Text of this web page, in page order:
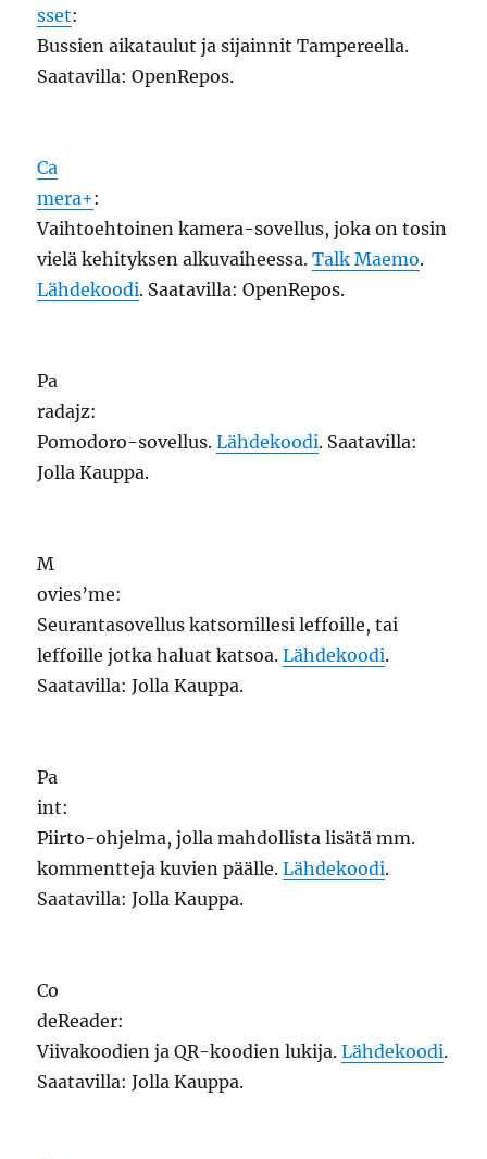
sset:
Bussien aikataulut ja sijainnit Tampereella.
Saatavilla: OpenRepos.
Ca
mera+:
Vaihtoehtoinen kamera-sovellus, joka on tosin
vielä kehityksen alkuvaiheessa.Talk Maemo.
Lähdekoodi. Saatavilla: OpenRepos.
Pa
radajz:
Pomodoro-sovellus.Lähdekoodi. Saatavilla:
Jolla Kauppa.
M
ovies’me:
Seurantasovellus katsomillesi leffoille, tai
leffoille jotka haluat katsoa.Lähdekoodi.
Saatavilla: Jolla Kauppa.
Pa
int:
Piirto-ohjelma, jolla mahdollista lisätä mm.
kommentteja kuvien päälle.Lähdekoodi.
Saatavilla: Jolla Kauppa.
Co
deReader:
Viivakoodien ja QR-koodien lukija.Lähdekoodi.
Saatavilla: Jolla Kauppa.